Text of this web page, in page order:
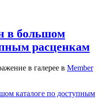
в большом
расценкам
в галерее в Member